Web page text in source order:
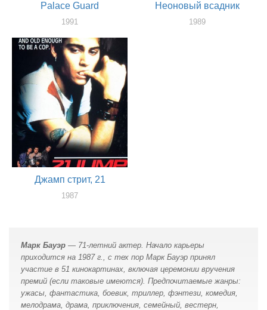
Palace Guard
1991
Неоновый всадник
1989
Джамп стрит, 21
1987
Марк Бауэр — 71-летний актер. Начало карьеры
приходится на 1987 г., с тех пор Марк Бауэр принял
участие в 51 кинокартинах, включая церемонии вручения
премий (если таковые имеются). Предпочитаемые жанры:
ужасы, фантастика, боевик, триллер, фэнтези, комедия,
мелодрама, драма, приключения, семейный, вестерн,